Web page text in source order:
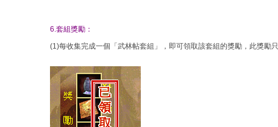
6.套組獎勵：
(1)每收集完成一個「武林帖套組」，即可領取該套組的獎勵，此獎勵